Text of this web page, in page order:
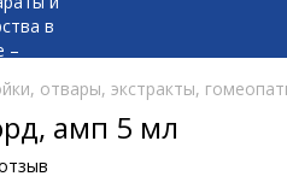
отвары, экстракты,
амп 5 мл